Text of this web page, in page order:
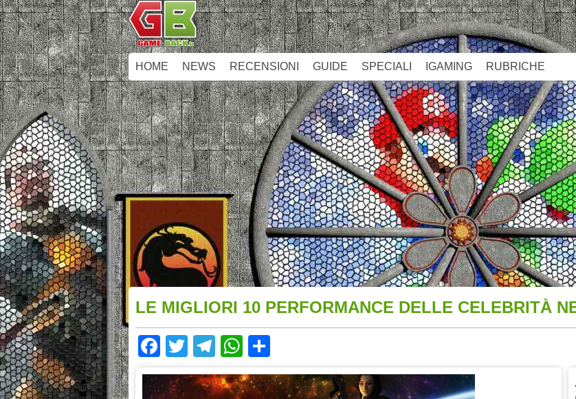
HOME NEWS RECENSIONI GUIDE SPECIALI IGAMING RUBRICHE
LE MIGLIORI 10 PERFORMANCE DELLE CELEBRITÀ
Facebook
TwitterTelegram
WhatsApp